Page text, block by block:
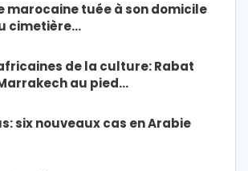
marocaine tuée à son domicile
cimetière…
de la culture: Rabat
au pied…
six nouveaux cas en Arabie